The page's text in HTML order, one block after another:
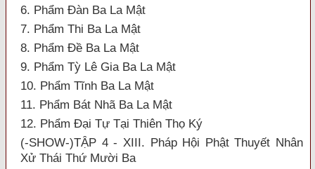
6. Phẩm Đàn Ba La Mật
7. Phẩm Thi Ba La Mật
8. Phẩm Đề Ba La Mật
9. Phẩm Tỳ Lê Gia Ba La Mật
10. Phẩm Tĩnh Ba La Mật
11. Phẩm Bát Nhã Ba La Mật
12. Phẩm Đại Tự Tại Thiên Thọ Ký
(-SHOW-)TẬP 4 - XIII. Pháp Hội Phật Thuyết Nhân
Xử Thái Thứ Mười Ba